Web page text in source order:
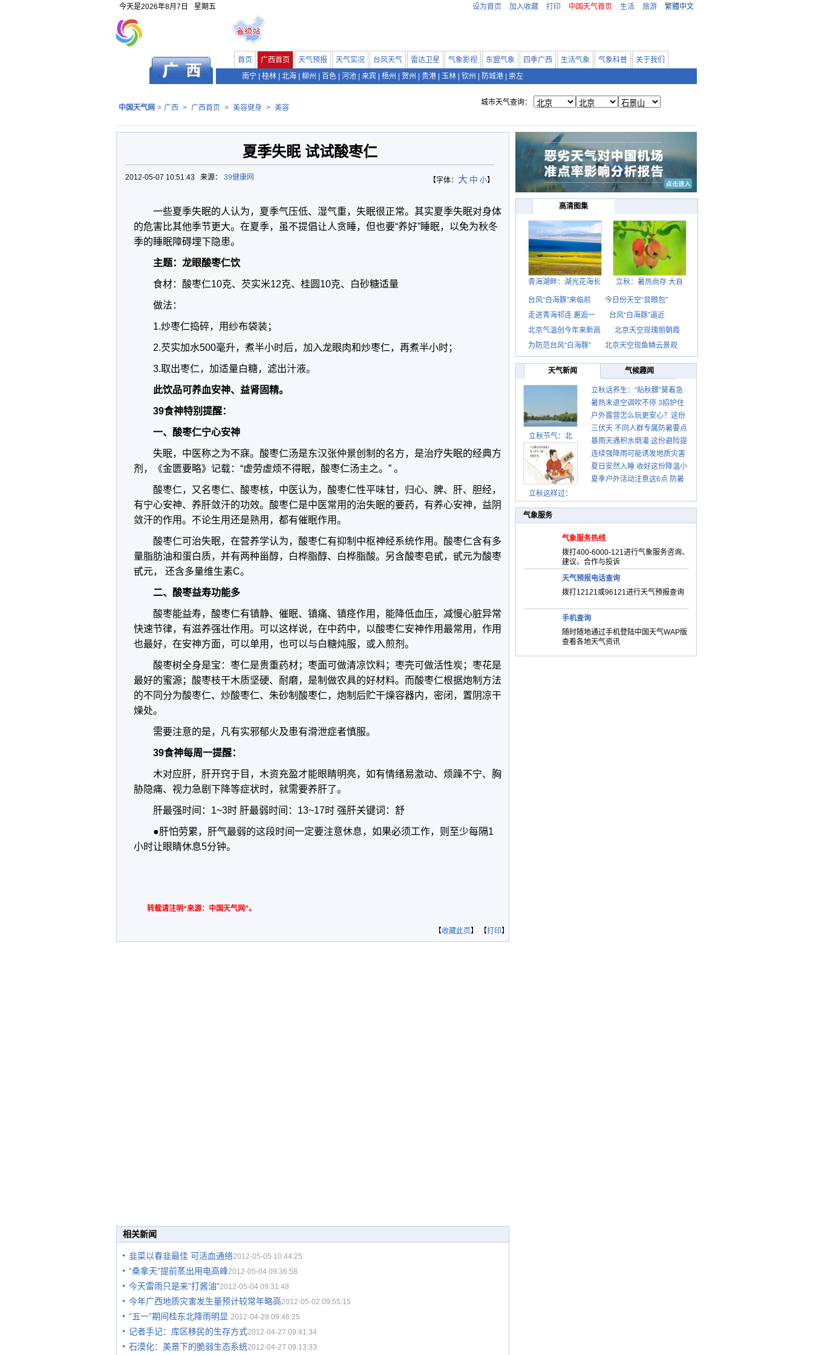
今天是2026年8月7日 星期五 设为首页 加入收藏 打印 中国天气首页 生活 旅游 繁體中文
首页 广西首页 天气预报 天气实况 台风天气 雷达卫星 气象影视 东盟气象 四季广西 生活气象 气象科普
关于我们
南宁
桂林 北海 柳州 百色 河池 来宾 梧州 贺州 贵港 玉林 钦州 防城港 崇左
中国天气网 > 广西 > 广西首页 > 美容健身 > 美容
城市天气查询：
夏季失眠 试试酸枣仁
【字体： 大 中 小】
2012-05-07 10:51:43 来源： 39健康网
一些夏季失眠的人认为，夏季气压低、湿气重，失眠很正常。其实夏季失眠对身体
的危害比其他季节更大。在夏季，虽不提倡让人贪睡，但也要“养好”睡眠，以免为秋冬
季的睡眠障碍埋下隐患。
主题：龙眼酸枣仁饮
食材：酸枣仁10克、芡实米12克、桂圆10克、白砂糖适量
做法：
1.炒枣仁捣碎，用纱布袋装；
2.芡实加水500毫升，煮半小时后，加入龙眼肉和炒枣仁，再煮半小时；
3.取出枣仁，加适量白糖，滤出汁液。
此饮品可养血安神、益肾固精。
39食神特别提醒：
一、酸枣仁宁心安神
失眠，中医称之为不寐。酸枣仁汤是东汉张仲景创制的名方，是治疗失眠的经典方
剂，《金匮要略》记载：“虚劳虚烦不得眠，酸枣仁汤主之。” 。
酸枣仁，又名枣仁、酸枣核，中医认为，酸枣仁性平味甘，归心、脾、肝、胆经，
有宁心安神、养肝敛汗的功效。酸枣仁是中医常用的治失眠的要药，有养心安神，益阴
敛汗的作用。不论生用还是熟用，都有催眠作用。
酸枣仁可治失眠，在营养学认为，酸枣仁有抑制中枢神经系统作用。酸枣仁含有多
量脂肪油和蛋白质，并有两种甾醇，白桦脂醇、白桦脂酸。另含酸枣皂甙，甙元为酸枣
甙元， 还含多量维生素C。
二、酸枣益寿功能多
酸枣能益寿，酸枣仁有镇静、催眠、镇痛、镇痉作用，能降低血压，减慢心脏异常
快速节律，有滋养强壮作用。可以这样说，在中药中，以酸枣仁安神作用最常用，作用
也最好，在安神方面，可以单用，也可以与白糖炖服，或入煎剂。
酸枣树全身是宝：枣仁是贵重药材；枣面可做清凉饮料；枣壳可做活性炭；枣花是
最好的蜜源；酸枣枝干木质坚硬、耐磨，是制做农具的好材料。而酸枣仁根据炮制方法
的不同分为酸枣仁、炒酸枣仁、朱砂制酸枣仁，炮制后贮干燥容器内，密闭，置阴凉干
燥处。
需要注意的是，凡有实邪郁火及患有滑泄症者慎服。
39食神每周一提醒：
木对应肝，肝开窍于目，木资充盈才能眼睛明亮，如有情绪易激动、烦躁不宁、胸
胁隐痛、视力急剧下降等症状时，就需要养肝了。
肝最强时间：1~3时 肝最弱时间：13~17时 强肝关键词：舒
●肝怕劳累，肝气最弱的这段时间一定要注意休息，如果必须工作，则至少每隔1
小时让眼睛休息5分钟。
转载请注明“来源：中国天气网”。
【收藏此页】 【打印】
相关新闻
韭菜以春韭最佳 可活血通络2012-05-05 10:44:25
“桑拿天”提前蒸出用电高峰2012-05-04 09:36:58
今天雷雨只是来“打酱油”2012-05-04 09:31:48
今年广西地质灾害发生量预计较常年略高2012-05-02 09:55:15
“五一”期间桂东北降雨明显 2012-04-28 09:46:25
记者手记：库区移民的生存方式2012-04-27 09:41:34
石漠化：美景下的脆弱生态系统2012-04-27 09:13:33
高清图集
青海湖畔：湖光花海长 立秋：暑热尚存 大自
台风“白海豚”来临前
今日份天空“显眼包”
走进青海祁连 邂逅一
台风“白海豚”逼近
北京气温创今年来新高
北京天空现瑰丽朝霞
为防范台风“白海豚”
北京天空现鱼鳞云景观
天气新闻 气候趣闻
立秋节气：北
立秋这样过：
立秋话养生：“贴秋膘”莫着急
先清暑再防燥
暑热未退空调吹不停 3招护住
肩颈不酸痛
户外露营怎么玩更安心？这份
攻略请收好
三伏天 不同人群专属防暑要点
请收好
暴雨天遇积水倒灌 这份避险提
示请收好
连续强降雨可能诱发地质灾害
这些前兆要知道
夏日安然入睡 收好这份降温小
贴士
夏季户外活动注意这6点 防暑
气象服务
气象服务热线
拨打400-6000-121进行气象服务咨询、
建议、合作与投诉
天气预报电话查询
拨打12121或96121进行天气预报查询
手机查询
随时随地通过手机登陆中国天气WAP版
查看各地天气资讯